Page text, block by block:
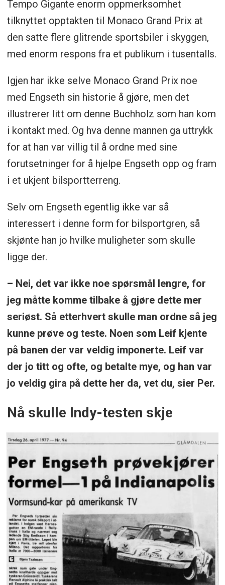
Tempo Gigante enorm oppmerksomhet
tilknyttet opptakten til Monaco Grand Prix at
den satte flere glitrende sportsbiler i skyggen,
med enorm respons fra et publikum i tusentalls.
Igjen har ikke selve Monaco Grand Prix noe
med Engseth sin historie å gjøre, men det
illustrerer litt om denne Buchholz som han kom
i kontakt med. Og hva denne mannen ga uttrykk
for at han var villig til å ordne med sine
forutsetninger for å hjelpe Engseth opp og fram
i et ukjent bilsportterreng.
Selv om Engseth egentlig ikke var så
interessert i denne form for bilsportgren, så
skjønte han jo hvilke muligheter som skulle
ligge der.
– Nei, det var ikke noe spørsmål lengre, for
jeg måtte komme tilbake å gjøre dette mer
seriøst. Så etterhvert skulle man ordne så jeg
kunne prøve og teste. Noen som Leif kjente
på banen der var veldig imponerte. Leif var
der jo titt og ofte, og betalte mye, og han var
jo veldig gira på dette her da, vet du, sier Per.
Nå skulle Indy-testen skje